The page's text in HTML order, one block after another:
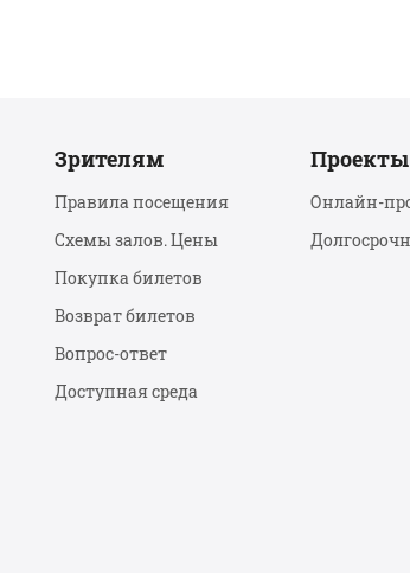
Зрителям
Правила посещения
Схемы залов. Цены
Покупка билетов
Возврат билетов
Вопрос-ответ
Доступная среда
Проекты
Онлайн-